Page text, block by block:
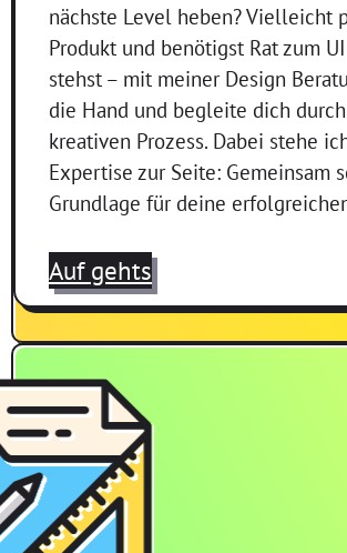
nächste Level heben? Vielleicht
Produkt und benötigst Rat zum
stehst – mit meiner Design
die Hand und begleite dich
kreativen Prozess. Dabei stehe
Expertise zur Seite: Gemeinsam
Grundlage für deine
Auf gehts